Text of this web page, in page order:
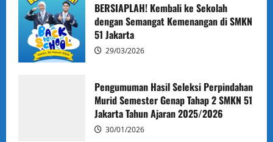
BERSIAPLAH! Kembali ke Sekolah
dengan Semangat Kemenangan di SMKN
51 Jakarta
29/03/2026
Pengumuman Hasil Seleksi Perpindahan
Murid Semester Genap Tahap 2 SMKN 51
Jakarta Tahun Ajaran 2025/2026
30/01/2026
Administrasi Berita Humas
Pengumuman Perpindahan (Mutasi) Murid
Semester Ganjil TA 2026/2027 SMKN 51
Jakarta
11/07/2026